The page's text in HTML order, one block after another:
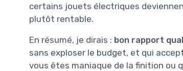
certains jouets électriques
plutôt rentable.
En résumé, je dirais : bon rapport
sans exploser le budget, et qui
vous êtes maniaque de la finition ou